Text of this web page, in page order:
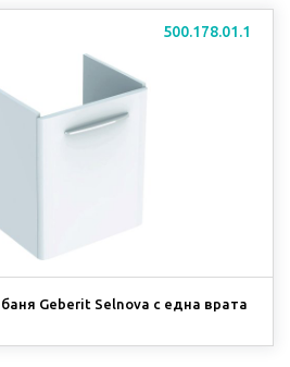
500.178.01.1
Geberit Selnova с една врата